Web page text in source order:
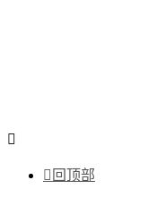

 回顶部